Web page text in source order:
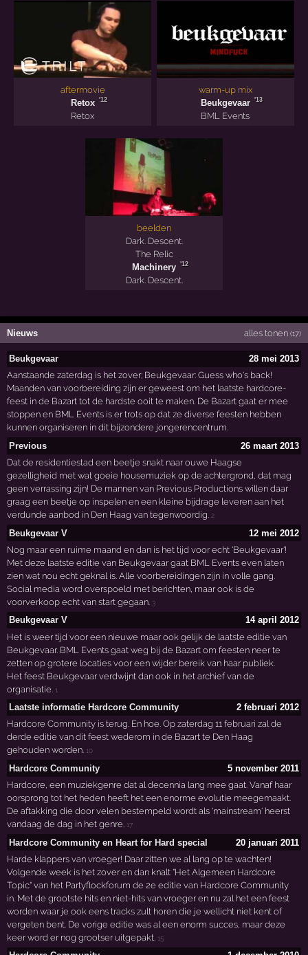
aftermovie
Retox
'12
Retox
warm-up mix
Beukgevaar
'13
BML Events
beelden
Dark. Descent.
The Relic
Machinery '12
Dark. Descent.
Nieuws alles tonen (17)
Beukgevaar
28 mei 2013
Aanstaande zaterdag is het zover; Beukgevaar: Guess who's back!
Maanden van voorbereiding zijn er geweest om het laatste hardcore-
feest in de Bazart tot de hardste ooit te maken. De Bazart gaat er mee
stoppen en BML Events is er trots op dat ze diverse feesten hebben
kunnen organiseren in dit bijzondere jongerencentrum.
Previous
26 maart 2013
Dat de residentiestad een beetje snakt naar ouwe Haagse
gezelligheid met wat goeie housemuziek op de achtergrond, dat mag
geen verrassing zijn! De mannen van Previous Productions willen daar
graag een beetje op inspelen en een kleine bijdrage leveren aan het
verdunde aanbod in Den Haag van tegenwoordig.2
Beukgevaar V
12 mei 2012
Nog maar een ruime maand en dan is het tijd voor echt 'Beukgevaar'!
Met deze laatste editie van Beukgevaar gaat BML Events even laten
zien wat nou echt geknal is. Alle voorbereidingen zijn in volle gang.
Social media word overspoeld met berichten, maar ook is de
voorverkoop echt van start gegaan. 3
Beukgevaar V
14 april 2012
Het is weer tijd voor een nieuwe maar ook gelijk de laatste editie van
Beukgevaar. BML Events gaat weg bij de Bazart om feesten neer te
zetten op grotere locaties voor een wijder bereik van haar publiek.
Het feest Beukgevaar verdwijnt dan ook in het archief van de
organisatie.1
Laatste informatie Hardcore Community
2 februari 2012
Hardcore Community is terug. En hoe. Op zaterdag 11 februari zal de
derde editie van dit feest wederom in de Bazart te Den Haag
gehouden worden.10
Hardcore Community
5 november 2011
Hardcore, een muziekgenre dat al decennia lang mee gaat. Vanaf haar
oorsprong tot het heden heeft het een enorme evolutie meegemaakt.
De aftakking die door velen bestempeld wordt als 'mainstream' heerst
vandaag de dag in het genre.17
Hardcore Community en Heart for Hard special
20 januari 2011
Harde klappers van vroeger! Daar zitten we al lang op te wachten!
Volgende week is het zover en dan knalt "Het Algemeen Hardcore
Topic" van het Partyflockforum de 2e editie van Hardcore Community
in. Met de grootste hits en niet-hits van vroeger en nu zal het een feest
worden waar je ook eens tracks zult horen die je wellicht niet kent of
vergeten bent. De vorige editie was al een enorm succes, maar deze
keer word er nog grootser uitgepakt.15